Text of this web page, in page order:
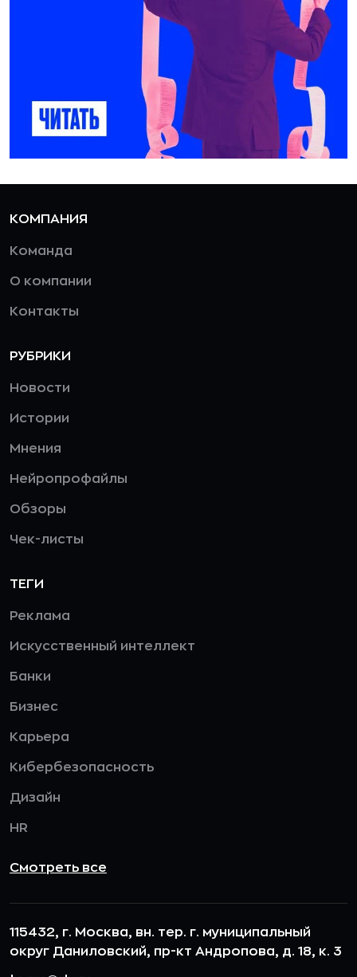
КОМПАНИЯ
Команда
О компании
Контакты
РУБРИКИ
Новости
Истории
Мнения
Нейропрофайлы
Обзоры
Чек-листы
ТЕГИ
Реклама
Искусственный интеллект
Банки
Бизнес
Карьера
Кибербезопасность
Дизайн
HR
Смотреть все
115432, г. Москва, вн. тер. г. муниципальный
округ Даниловский, пр-кт Андропова, д. 18, к. 3